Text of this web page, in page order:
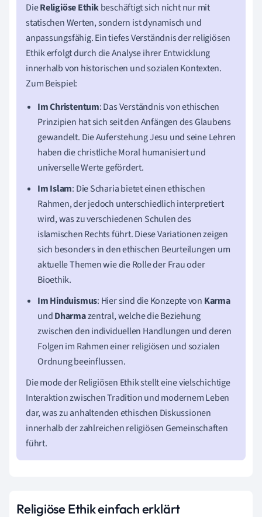
DieReligiöse Ethikbeschäftigt sich nicht nur mit
statischen Werten, sondern ist dynamisch und
anpassungsfähig. Ein tiefes Verständnis der religiösen
Ethik erfolgt durch die Analyse ihrer Entwicklung
innerhalb von historischen und sozialen Kontexten.
Zum Beispiel:
Im Christentum: Das Verständnis von ethischen
Prinzipien hat sich seit den Anfängen des Glaubens
gewandelt. Die Auferstehung Jesu und seine Lehren
haben die christliche Moral humanisiert und
universelle Werte gefördert.
Im Islam: Die Scharia bietet einen ethischen
Rahmen, der jedoch unterschiedlich interpretiert
wird, was zu verschiedenen Schulen des
islamischen Rechts führt. Diese Variationen zeigen
sich besonders in den ethischen Beurteilungen um
aktuelle Themen wie die Rolle der Frau oder
Bioethik.
Im Hinduismus: Hier sind die Konzepte von Karma
undDharmazentral, welche die Beziehung
zwischen den individuellen Handlungen und deren
Folgen im Rahmen einer religiösen und sozialen
Ordnung beeinflussen.
Die mode der Religiösen Ethik stellt eine vielschichtige
Interaktion zwischen Tradition und modernem Leben
dar, was zu anhaltenden ethischen Diskussionen
innerhalb der zahlreichen religiösen Gemeinschaften
führt.
Religiöse Ethik einfach erklärt